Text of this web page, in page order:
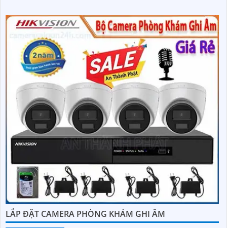
LẮP ĐẶT CAMERA PHÒNG KHÁM GHI ÂM